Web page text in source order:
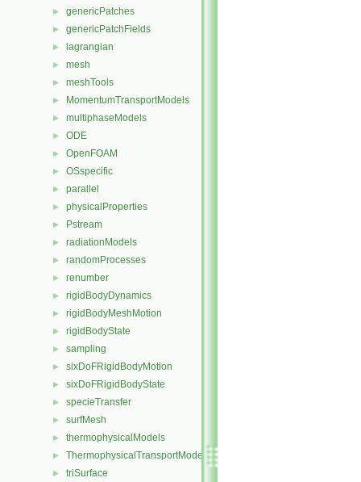
► genericPatches
► genericPatchFields
► lagrangian
► mesh
► meshTools
► MomentumTransportModels
► multiphaseModels
► ODE
► OpenFOAM
► OSspecific
► parallel
► physicalProperties
► Pstream
► radiationModels
► randomProcesses
► renumber
► rigidBodyDynamics
► rigidBodyMeshMotion
► rigidBodyState
► sampling
► sixDoFRigidBodyMotion
► sixDoFRigidBodyState
► specieTransfer
► surfMesh
► thermophysicalModels
► ThermophysicalTransportModels
► triSurface